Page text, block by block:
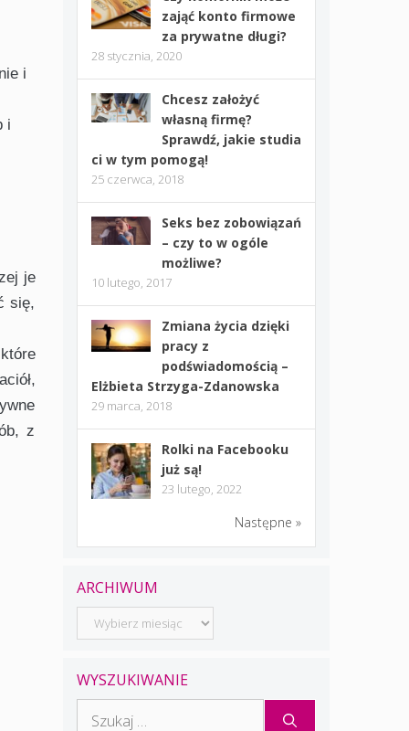
i
i
je
się,
z
zająć konto firmowe
za prywatne długi?
28 stycznia, 2020
Chcesz założyć
własną firmę?
Sprawdź, jakie studia
ci w tym pomogą!
25 czerwca, 2018
Seks bez zobowiązań
– czy to w ogóle
możliwe?
10 lutego, 2017
Zmiana życia dzięki
pracy z
podświadomością –
Elżbieta Strzyga-Zdanowska
29 marca, 2018
Rolki na Facebooku
już są!
23 lutego, 2022
Następne »
ARCHIWUM
Archiwum
WYSZUKIWANIE